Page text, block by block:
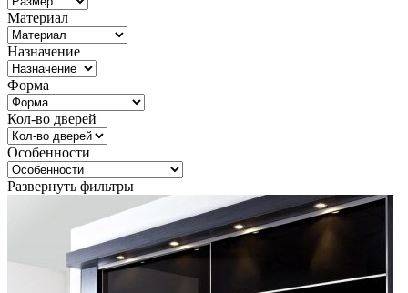
Материал
Назначение
Форма
Кол-во дверей
Особенности
Развернуть фильтры